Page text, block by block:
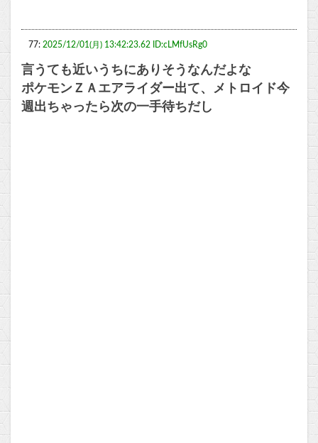
77: 2025/12/01(月) 13:42:23.62 ID:cLMfUsRg0
言うても近いうちにありそうなんだよな
ポケモンＺＡエアライダー出て、メトロイド今
週出ちゃったら次の一手待ちだし